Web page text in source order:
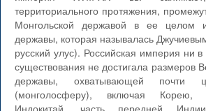
территориального протяжения,
Монгольской державой в ее целом
державы, которая называлась
русский улус). Российская империя ни
существования не достигала размеров
державы, охватывающей почти
(монголосферу), включая Корею,
Индокитай, часть передней